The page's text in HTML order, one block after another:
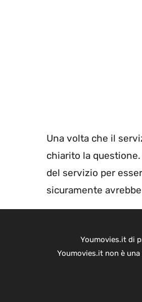
Una volta che il
chiarito la
del servizio per
sicuramente
Youmovies.it di
Youmovies.it non è